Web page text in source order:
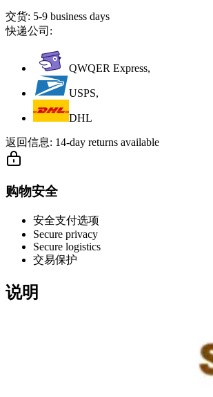
交货: 5-9 business days
快递公司:
QWQER Express,
USPS,
DHL
返回信息: 14-day returns available
购物安全
安全支付选项
Secure privacy
Secure logistics
交易保护
说明